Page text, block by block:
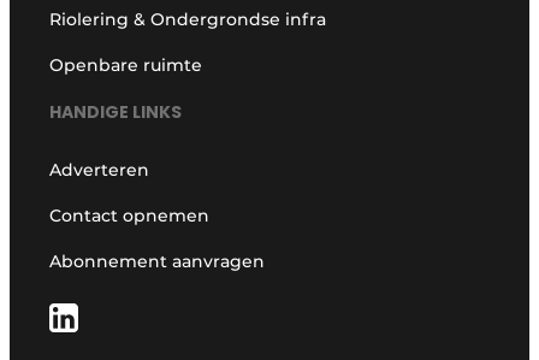
Riolering & Ondergrondse infra
Openbare ruimte
HANDIGE LINKS
Adverteren
Contact opnemen
Abonnement aanvragen